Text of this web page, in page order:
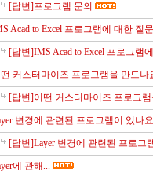
[답변]프로그램 문의
Acad to Excel 프로그램에 대한 질
[답변]IMS Acad to Excel 프로그램
커스터마이즈 프로그램을 만드나
[답변]어떤 커스터마이즈 프로그램
변경에 관련된 프로그램이 있나요
[답변]Layer 변경에 관련된 프로그
에 관해...